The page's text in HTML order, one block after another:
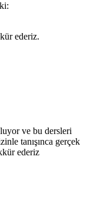
ederiz.
ve bu dersleri
tanışınca gerçek
ederiz